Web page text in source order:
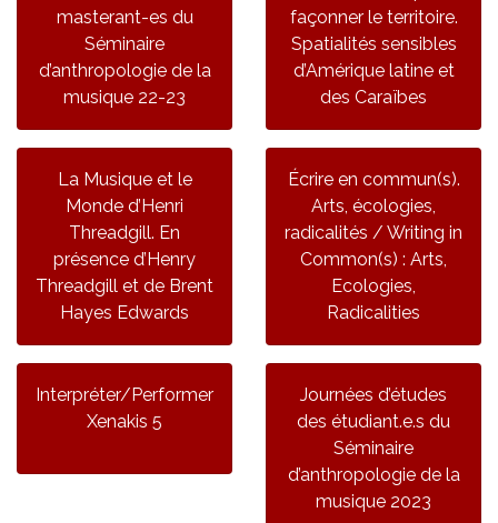
masterant-es du
Séminaire
d’anthropologie de la
musique 22-23
façonner le territoire.
Spatialités sensibles
d’Amérique latine et
des Caraïbes
La Musique et le
Monde d’Henri
Threadgill. En
présence d’Henry
Threadgill et de Brent
Hayes Edwards
Écrire en commun(s).
Arts, écologies,
radicalités / Writing in
Common(s) : Arts,
Ecologies,
Radicalities
Interpréter/Performer
Xenakis 5
Journées d’études
des étudiant.e.s du
Séminaire
d’anthropologie de la
musique 2023